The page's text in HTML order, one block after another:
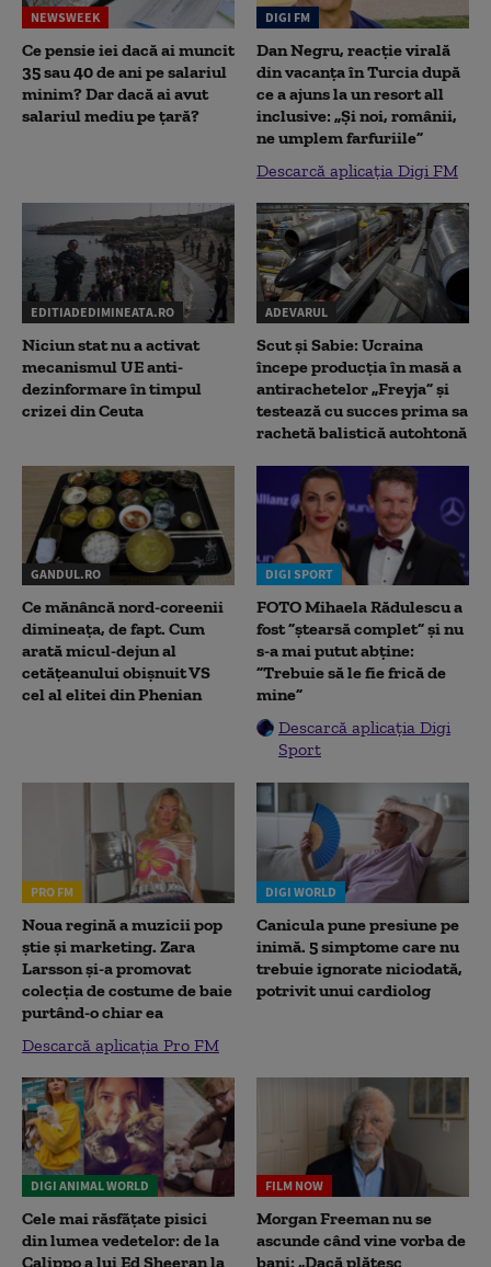
NEWSWEEK
Ce pensie iei dacă ai muncit
35 sau 40 de ani pe salariul
minim? Dar dacă ai avut
salariul mediu pe țară?
DIGI FM
Dan Negru, reacție virală
din vacanța în Turcia după
ce a ajuns la un resort all
inclusive: „Și noi, românii,
ne umplem farfuriile”
Descarcă aplicația Digi FM
EDITIADEDIMINEATA.RO
Niciun stat nu a activat
mecanismul UE anti-
dezinformare în timpul
crizei din Ceuta
ADEVARUL
Scut și Sabie: Ucraina
începe producția în masă a
antirachetelor „Freyja” și
testează cu succes prima sa
rachetă balistică autohtonă
GANDUL.RO
Ce mănâncă nord-coreenii
dimineața, de fapt. Cum
arată micul-dejun al
cetățeanului obișnuit VS
cel al elitei din Phenian
DIGI SPORT
FOTO Mihaela Rădulescu a
fost ”ștearsă complet” și nu
s-a mai putut abține:
”Trebuie să le fie frică de
mine”
Descarcă aplicația Digi
Sport
PRO FM
Noua regină a muzicii pop
știe și marketing. Zara
Larsson și-a promovat
colecția de costume de baie
purtând-o chiar ea
Descarcă aplicația Pro FM
DIGI WORLD
Canicula pune presiune pe
inimă. 5 simptome care nu
trebuie ignorate niciodată,
potrivit unui cardiolog
DIGI ANIMAL WORLD
Cele mai răsfățate pisici
din lumea vedetelor: de la
Calippo a lui Ed Sheeran la
FILM NOW
Morgan Freeman nu se
ascunde când vine vorba de
bani: „Dacă plătesc